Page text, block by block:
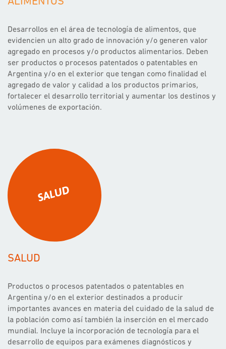
Desarrollos en el área de tecnología de alimentos, que
evidencien un alto grado de innovación y/o generen valor
agregado en procesos y/o productos alimentarios. Deben
ser productos o procesos patentados o patentables en
Argentina y/o en el exterior que tengan como finalidad el
agregado de valor y calidad a los productos primarios,
fortalecer el desarrollo territorial y aumentar los destinos y
volúmenes de exportación.
SALUD
Productos o procesos patentados o patentables en
Argentina y/o en el exterior destinados a producir
importantes avances en materia del cuidado de la salud de
la población como así también la inserción en el mercado
mundial. Incluye la incorporación de tecnología para el
desarrollo de equipos para exámenes diagnósticos y